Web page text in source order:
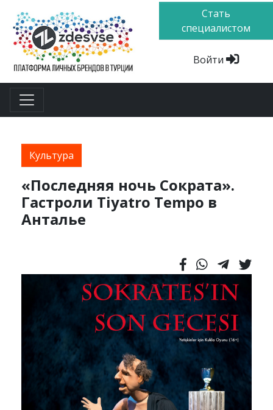
Стать
специалистом
Войти
Культура
«Последняя ночь Сократа».
Гастроли Tiyatro Tempo в
Анталье